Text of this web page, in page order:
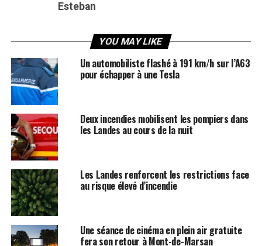
Esteban
YOU MAY LIKE
Un automobiliste flashé à 191 km/h sur l’A63
pour échapper à une Tesla
Deux incendies mobilisent les pompiers dans
les Landes au cours de la nuit
Les Landes renforcent les restrictions face
au risque élevé d’incendie
Une séance de cinéma en plein air gratuite
fera son retour à Mont-de-Marsan